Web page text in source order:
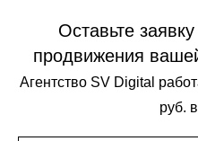
Оставьте
продвижения
Агентство SV Digital
руб.